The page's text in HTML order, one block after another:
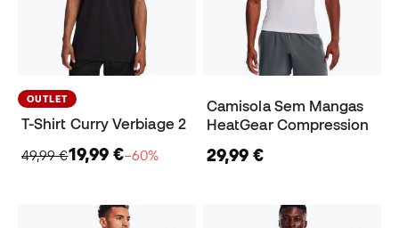
OUTLET
T-Shirt Curry Verbiage 2
49,99 €19,99 €−60%
Camisola Sem Mangas
HeatGear Compression
29,99 €